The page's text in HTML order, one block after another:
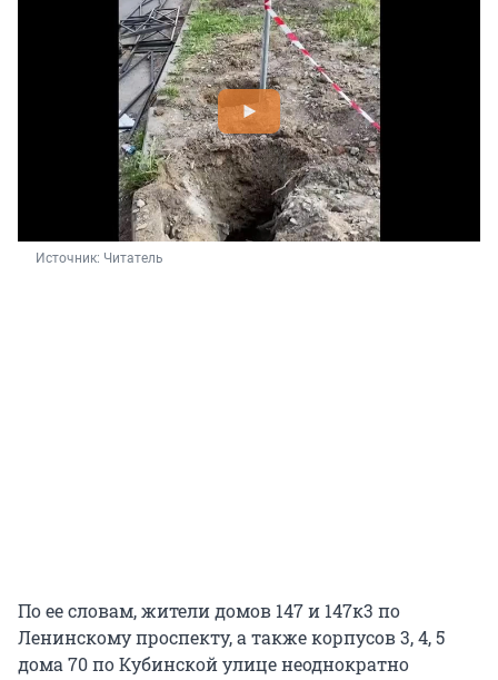
Источник: Читатель
По ее словам, жители домов 147 и 147к3 по
Ленинскому проспекту, а также корпусов 3, 4, 5
дома 70 по Кубинской улице неоднократно